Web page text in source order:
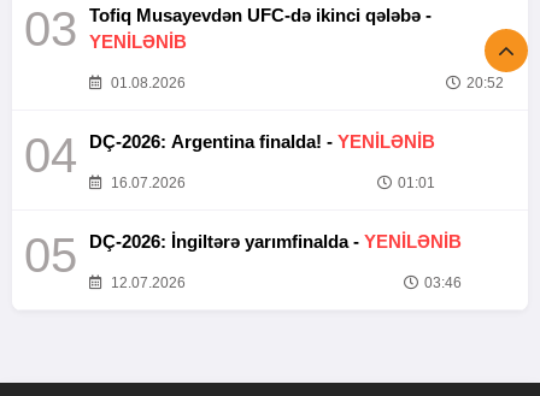
03
Tofiq Musayevdən UFC-də ikinci qələbə -
YENİLƏNİB
01.08.2026 20:52
04 DÇ-2026: Argentina finalda! - YENİLƏNİB
16.07.2026 01:01
05 DÇ-2026: İngiltərə yarımfinalda - YENİLƏNİB
12.07.2026 03:46